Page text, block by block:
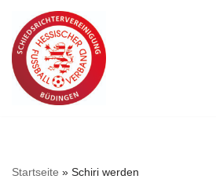
Zum
Inhalt
springen
Startseite » Schiri werden